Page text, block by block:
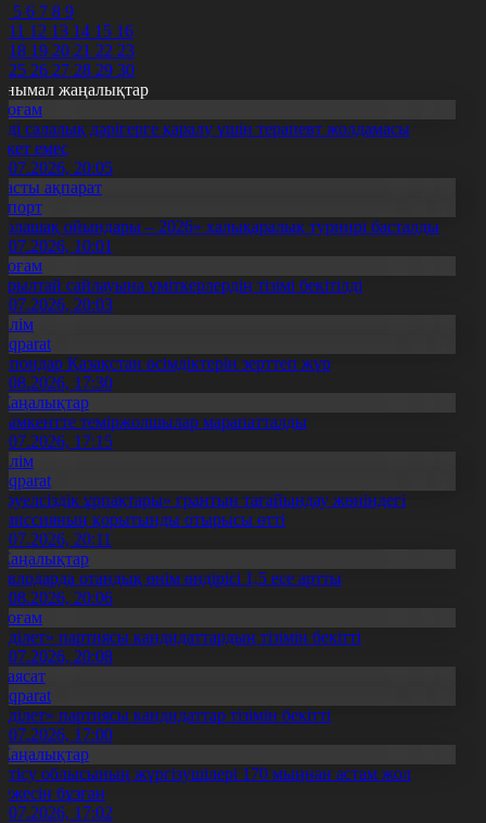
5 6 7 8 9
11 12 13 14 15 16
18 19 20 21 22 23
25 26 27 28 29 30
жаңалықтар
салалық дәрігерге қаралу үшін терапевт жолдамасы
емес
20:05
ақпарат
ойындары – 2026» халықаралық турнирі басталды
10:01
сайлауына үміткерлердің тізімі бекітілді
20:03
Қазақстан өсімдіктерін зерттеп жүр
17:30
теміржолшылар марапатталды
17:15
ұрпақтары» грантын тағайындау жөніндегі
қорытынды отырысы өтті
20:11
отандық өнім өндірісі 1,5 есе артты
20:06
партиясы кандидаттардың тізімін бекітті
20:08
партиясы кандидаттар тізімін бекітті
17:00
облысының жүргізушілері 170 мыңнан астам жол
бұзған
17:02